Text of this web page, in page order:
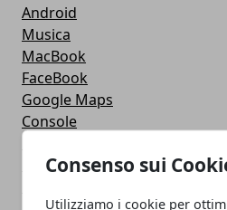
Consenso sui
Utilizziamo i cookie per
Android
Musica
MacBook
FaceBook
Google Maps
Console
Cellulari